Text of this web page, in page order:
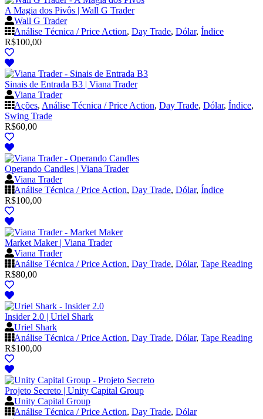
A Magia dos Pivôs | Wall G Trader
Wall G Trader
Análise Técnica / Price Action, Day Trade, Dólar, Índice
R$100,00
Sinais de Entrada B3 | Viana Trader
Viana Trader
Ações, Análise Técnica / Price Action, Day Trade, Dólar, Índice,
Swing Trade
R$60,00
Operando Candles | Viana Trader
Viana Trader
Análise Técnica / Price Action, Day Trade, Dólar, Índice
R$100,00
Market Maker | Viana Trader
Viana Trader
Análise Técnica / Price Action, Day Trade, Dólar, Tape Reading
R$80,00
Insider 2.0 | Uriel Shark
Uriel Shark
Análise Técnica / Price Action, Day Trade, Dólar, Tape Reading
R$100,00
Projeto Secreto | Unity Capital Group
Unity Capital Group
Análise Técnica / Price Action, Day Trade, Dólar